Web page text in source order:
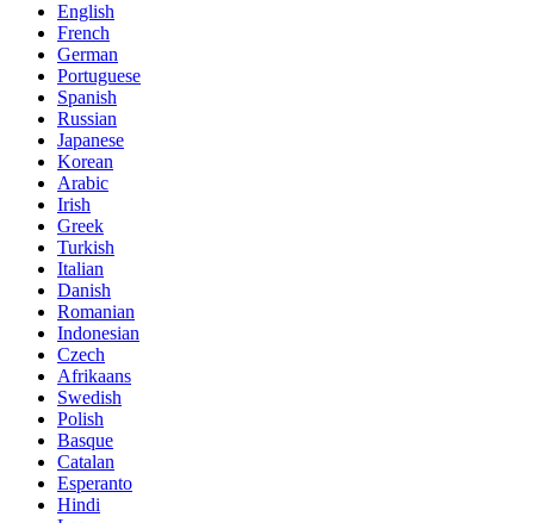
English
French
German
Portuguese
Spanish
Russian
Japanese
Korean
Arabic
Irish
Greek
Turkish
Italian
Danish
Romanian
Indonesian
Czech
Afrikaans
Swedish
Polish
Basque
Catalan
Esperanto
Hindi